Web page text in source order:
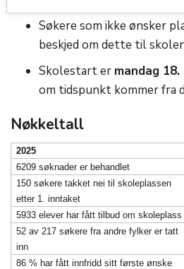
Søkere som ikke ønsker
beskjed om dette til
Skolestart er mandag
om tidspunkt kommer fra
Nøkkeltall
2025
6209 søknader er behandlet
150 søkere takket nei til skoleplassen
etter 1. inntaket
5933 elever har fått tilbud om skoleplass
52 av 217 søkere fra andre fylker er tatt
inn
86 % har fått innfridd sitt første ønske